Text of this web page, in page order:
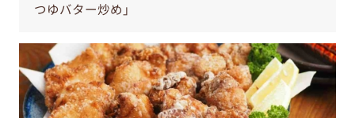
つゆバター炒め」